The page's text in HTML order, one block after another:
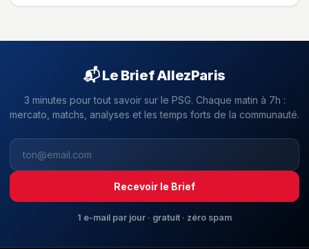
📬 Le Brief AllezParis
3 minutes pour tout savoir sur le PSG. Chaque matin à 7h :
mercato, matchs, analyses et les temps forts de la communauté.
Recevoir le Brief
1 e-mail par jour · gratuit · zéro spam